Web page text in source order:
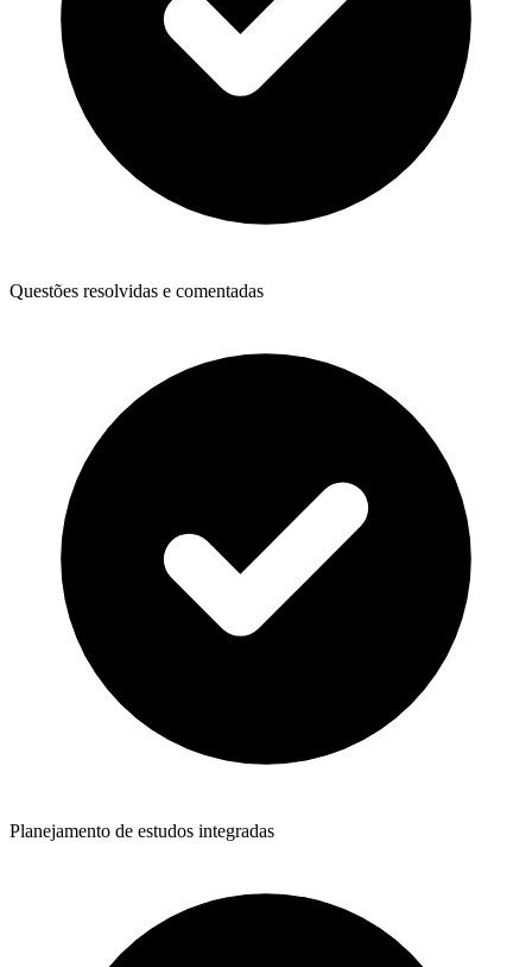
Questões resolvidas e comentadas
Planejamento de estudos integradas